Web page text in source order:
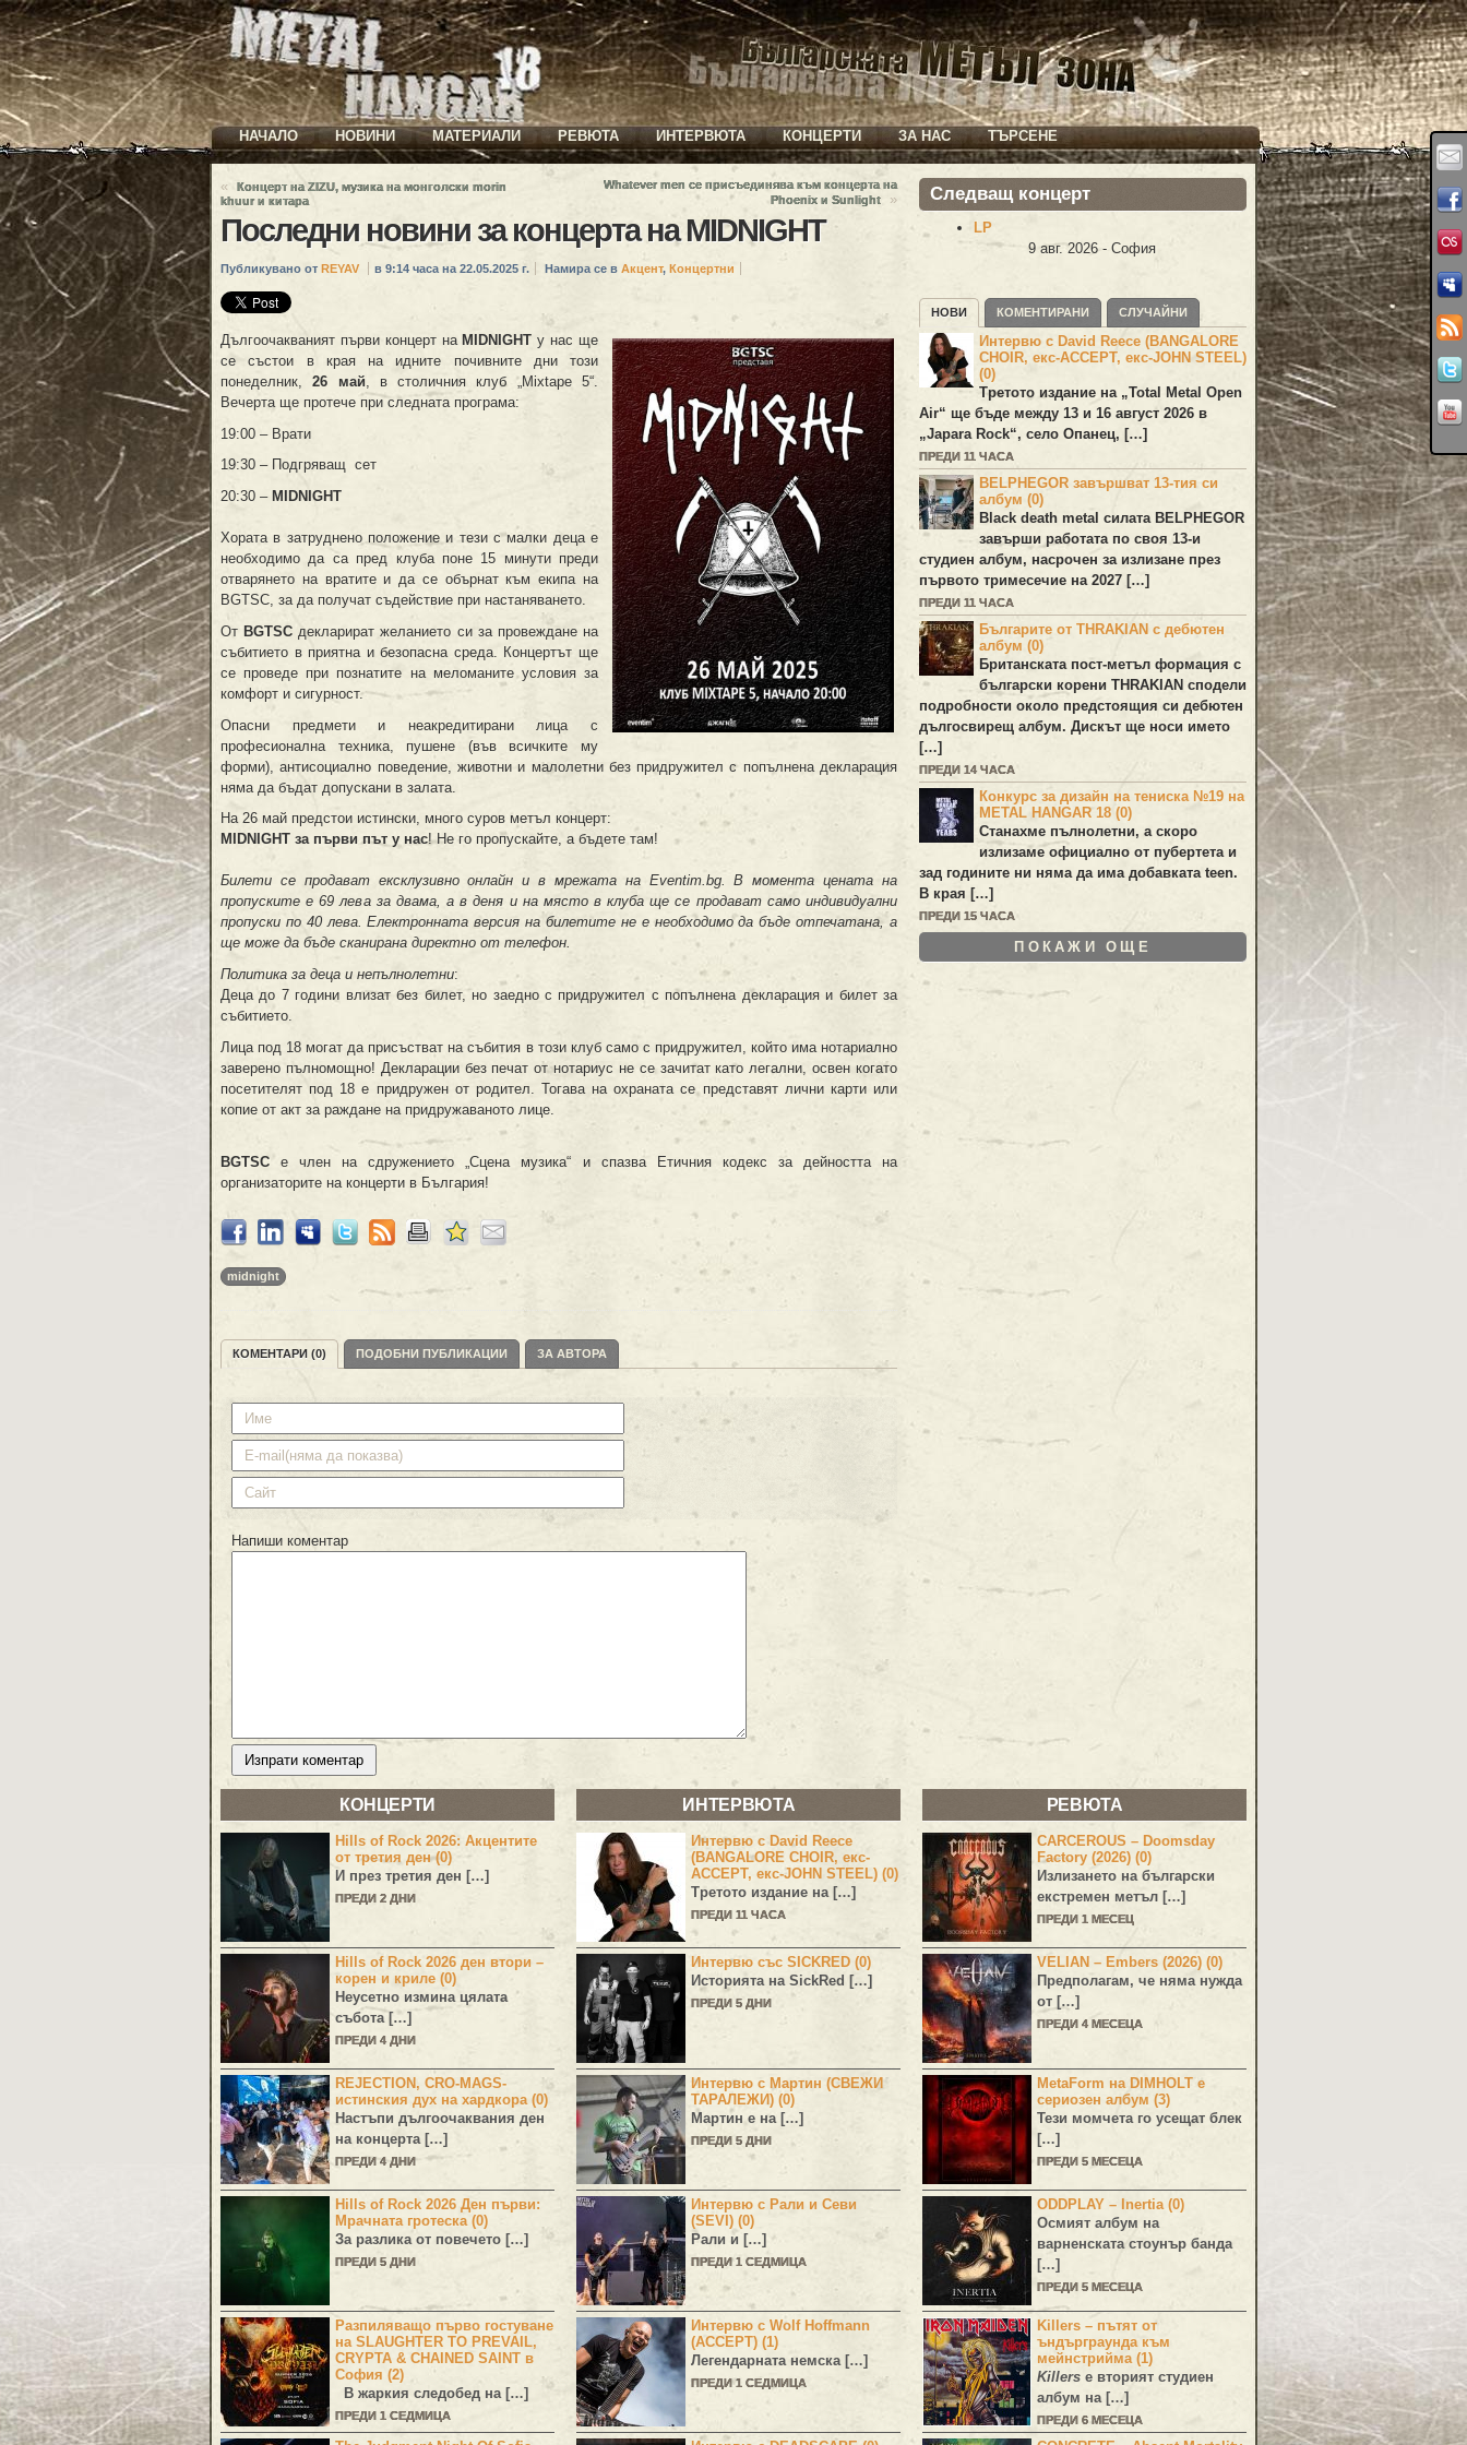
НАЧАЛО НОВИНИ МАТЕРИАЛИ РЕВЮТА ИНТЕРВЮТА КОНЦЕРТИ ЗА НАС ТЪРСЕНЕ
«
Концерт на ZIZU, музика на монголски morin
khuur и китара
Whatever men се присъединява към концерта на
Phoenix и Sunlight
»
Последни новини за концерта на MIDNIGHT
Публикувано от REYAV в 9:14 часа на 22.05.2025 г. Намира се в Акцент, Концертни
Дългоочакваният първи концерт на MIDNIGHT у нас ще
се състои в края на идните почивните дни този
понеделник,26 май , в столичния клуб „Mixtape 5“.
Вечерта ще протече при следната програма:
19:00 – Врати
19:30 – Подгряващ сет
20:30 – MIDNIGHT
Хората в затруднено положение и тези с малки деца е
необходимо да са пред клуба поне 15 минути преди
отварянето на вратите и да се обърнат към екипа на
BGTSC, за да получат съдействие при настаняването.
От BGTSC декларират желанието си за провеждане на
събитието в приятна и безопасна среда. Концертът ще
се проведе при познатите на меломаните условия за
комфорт и сигурност.
Опасни предмети и неакредитирани лица с
професионална техника, пушене (във всичките му
форми), антисоциално поведение, животни и малолетни без придружител с попълнена декларация
няма да бъдат допускани в залата.
На 26 май предстои истински, много суров метъл концерт:
MIDNIGHT за първи път у нас! Не го пропускайте, а бъдете там!
Билети се продават ексклузивно онлайн и в мрежатана Eventim.bg. В момента цената на
пропуските е 69 лева за двама, а в деня и на място в клуба ще се продават само индивидуални
пропуски по 40 лева. Електронната версияна билетите не е необходимо да бъде отпечатана, а
ще може да бъде сканирана директно от телефон.
Политика за деца и непълнолетни:
Деца до 7 години влизат без билет, но заедно с придружител с попълнена декларация и билет за
събитието.
Лица под 18 могат да присъстват на събития в този клуб само с придружител, който има нотариално
заверено пълномощно! Декларации без печат от нотариус не се зачитат като легални, освен когато
посетителят под 18 е придружен от родител. Тогава на охраната се представят лични карти или
копие от акт за раждане на придружаваното лице.
BGTSC е член на сдружението „Сцена музика“ и спазва Етичния кодекс за дейността на
организаторите на концерти в България!
midnight
КОМЕНТАРИ (0) ПОДОБНИ ПУБЛИКАЦИИ ЗА АВТОРА
Напиши коментар
Следващ концерт
LP
9 авг. 2026 - София
НОВИ КОМЕНТИРАНИ СЛУЧАЙНИ
Интервю с David Reece (BANGALORE
CHOIR, екс-ACCEPT, екс-JOHN STEEL)
(0)
Третото издание на „Total Metal Open
Air“ ще бъде между 13 и 16 август 2026 в
„Japara Rock“, село Опанец, […]
ПРЕДИ 11 ЧАСА
BELPHEGOR завършват 13-тия си
албум (0)
Black death metal силата BELPHEGOR
завърши работата по своя 13-и
студиен албум, насрочен за излизане през
първото тримесечие на 2027 […]
ПРЕДИ 11 ЧАСА
Българите от THRAKIAN с дебютен
албум (0)
Британската пост-метъл формация с
български корени THRAKIAN сподели
подробности около предстоящия си дебютен
дългосвирещ албум. Дискът ще носи името
[…]
ПРЕДИ 14 ЧАСА
Конкурс за дизайн на тениска №19 на
METAL HANGAR 18 (0)
Станахме пълнолетни, а скоро
излизаме официално от пубертета и
зад годините ни няма да има добавката teen.
В края […]
ПРЕДИ 15 ЧАСА
ПОКАЖИ ОЩЕ
КОНЦЕРТИ
Hills of Rock 2026: Акцентите
от третия ден (0)
И през третия ден […]
ПРЕДИ 2 ДНИ
Hills of Rock 2026 ден втори –
корен и криле (0)
Неусетно измина цялата
събота […]
ПРЕДИ 4 ДНИ
REJECTION, CRO-MAGS-
истинския дух на хардкора (0)
Настъпи дългоочаквания ден
на концерта […]
ПРЕДИ 4 ДНИ
Hills of Rock 2026 Ден първи:
Мрачната гротеска (0)
За разлика от повечето […]
ПРЕДИ 5 ДНИ
Разпиляващо първо гостуване
на SLAUGHTER TO PREVAIL,
CRYPTA & CHAINED SAINT в
София (2)
В жаркия следобед на […]
ПРЕДИ 1 СЕДМИЦА
ИНТЕРВЮТА
Интервю с David Reece
(BANGALORE CHOIR, екс-
ACCEPT, екс-JOHN STEEL) (0)
Третото издание на […]
ПРЕДИ 11 ЧАСА
Интервю със SICKRED (0)
Историята наSickRed […]
ПРЕДИ 5 ДНИ
Интервю с Мартин (СВЕЖИ
ТАРАЛЕЖИ) (0)
Мартин е на […]
ПРЕДИ 5 ДНИ
Интервю с Рали и Севи
(SEVI) (0)
Рали и […]
ПРЕДИ 1 СЕДМИЦА
Интервю с Wolf Hoffmann
(ACCEPT) (1)
Легендарната немска […]
ПРЕДИ 1 СЕДМИЦА
РЕВЮТА
CARCEROUS – Doomsday
Factory (2026) (0)
Излизането на български
екстремен метъл […]
ПРЕДИ 1 МЕСЕЦ
VELIAN – Embers (2026) (0)
Предполагам, че няма нужда
от […]
ПРЕДИ 4 МЕСЕЦА
MetaForm на DIMHOLT е
сериозен албум (3)
Тези момчета го усещат блек
[…]
ПРЕДИ 5 МЕСЕЦА
ODDPLAY – Inertia (0)
Осмият албум на
варненската стоунър банда
[…]
ПРЕДИ 5 МЕСЕЦА
Killers – пътят от
ъндърграунда към
мейнстрийма (1)
Killers е вторият студиен
албум на […]
ПРЕДИ 6 МЕСЕЦА